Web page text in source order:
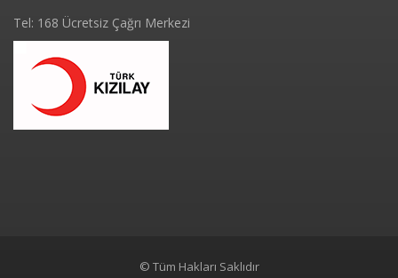
Tel: 168 Ücretsiz Çağrı Merkezi
© Tüm Hakları Saklıdır